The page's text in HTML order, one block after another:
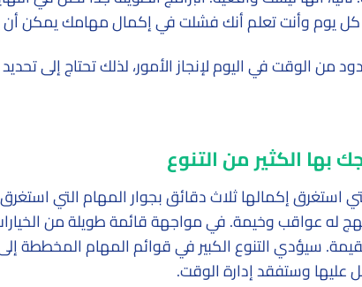
يوم وأنت تعلم أنك فشلت في إكمال مهامك يمكن أن
من الوقت في اليوم لإنجاز الأمور، لذلك تحتاج إلى
استغرق إكمالها ثلاث دقائق بجوار المهام التي
له عواقب وخيمة. في مواجهة قائمة طويلة من
سيؤدي التنوع الكبير في قوائم المهام المخططة
عليها وستفقد إدارة الوقت.